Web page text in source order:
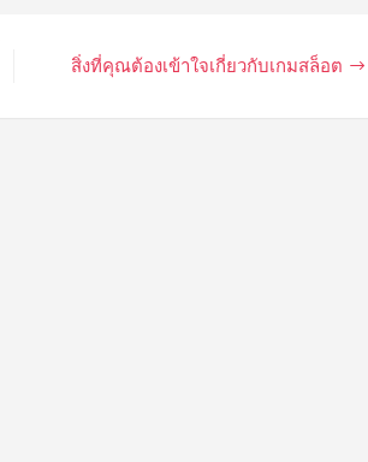
สิ่งที่คุณต้องเข้าใจเกี่ยวกับเกมสล็อต